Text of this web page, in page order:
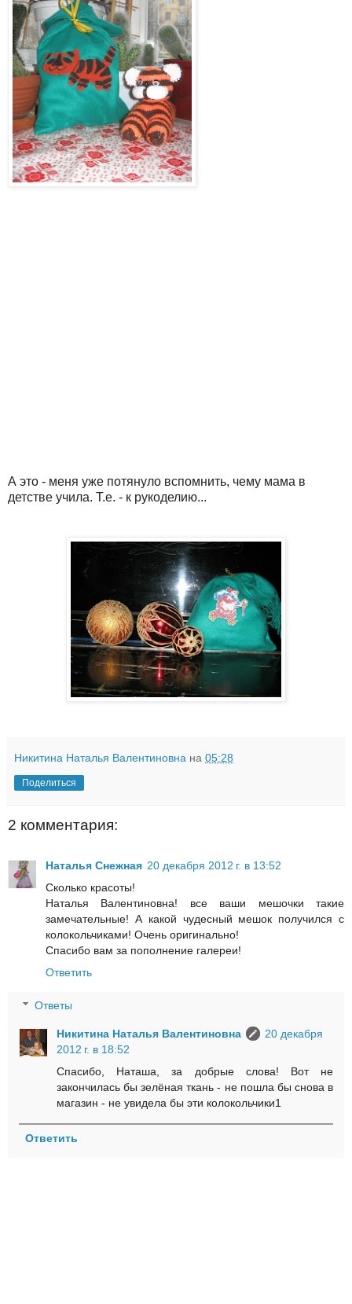
А это - меня уже потянуло вспомнить, чему мама в
детстве учила. Т.е. - к рукоделию...
Никитина Наталья Валентиновна на 05:28
Поделиться
2 комментария:
Наталья Снежная 20 декабря 2012 г. в 13:52
Сколько красоты!
Наталья Валентиновна! все ваши мешочки такие
замечательные! А какой чудесный мешок получился с
колокольчиками! Очень оригинально!
Спасибо вам за пополнение галереи!
Ответить
Ответы
Никитина Наталья Валентиновна
20 декабря
2012 г. в 18:52
Спасибо, Наташа, за добрые слова! Вот не
закончилась бы зелёная ткань - не пошла бы снова в
магазин - не увидела бы эти колокольчики1
Ответить